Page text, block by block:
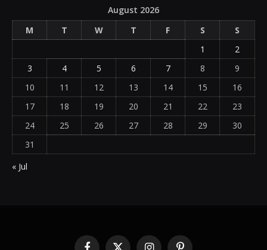
August 2026
M
T W T F S
S
1
2
3
4 5 6 7 8
9
10
11 12 13 14 15
16
17
18 19 20 21 22
23
24
25 26 27 28 29
30
31
« Jul